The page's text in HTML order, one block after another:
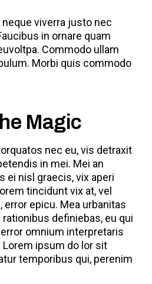
viverra justo nec
in ornare quam
Commodo ullam
Morbi quis commodo
Magic
nec eu, vis detraxit
in mei. Mei an
ei nisl graecis, vix aperi
tincidunt vix at, vel
error epicu. Mea urbanitas
definiebas, eu qui
omnium interpretaris
ipsum do lor sit
temporibus qui, perenim